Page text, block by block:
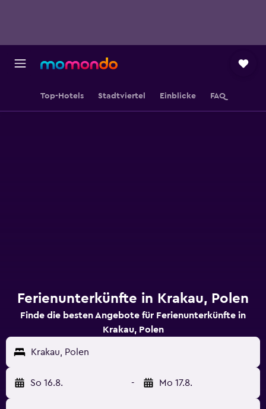
Top-Hotels Stadtviertel Einblicke FAQ
Ferienunterkünfte in Krakau, Polen
Finde die besten Angebote für Ferienunterkünfte in
Krakau, Polen
Krakau, Polen
So 16.8. - Mo 17.8.